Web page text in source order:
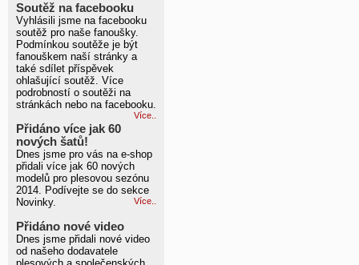
Soutěž na facebooku
Vyhlásili jsme na facebooku
soutěž pro naše fanoušky.
Podmínkou soutěže je být
fanouškem naší stránky a
také sdílet příspěvek
ohlašující soutěž. Více
podrobností o soutěži na
stránkách nebo na facebooku.
Více..
Přidáno více jak 60
nových šatů!
Dnes jsme pro vás na e-shop
přidali více jak 60 nových
modelů pro plesovou sezónu
2014. Podívejte se do sekce
Novinky.
Více..
Přidáno nové video
Dnes jsme přidali nové video
od našeho dodavatele